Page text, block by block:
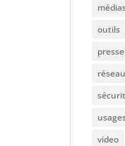
outils
presse
video